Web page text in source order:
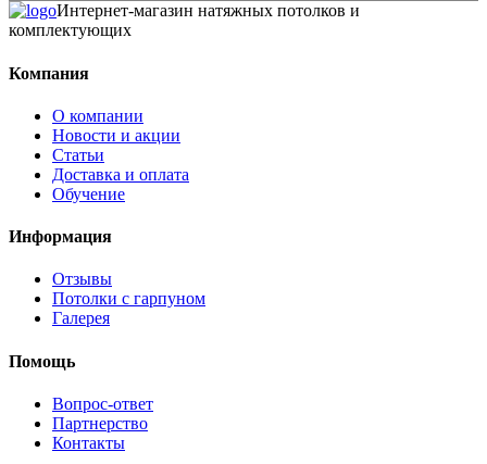
Интернет-магазин натяжных потолков и
комплектующих
Компания
О компании
Новости и акции
Статьи
Доставка и оплата
Обучение
Информация
Отзывы
Потолки с гарпуном
Галерея
Помощь
Вопрос-ответ
Партнерство
Контакты